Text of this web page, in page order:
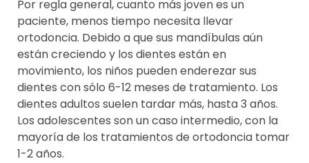
Por regla general, cuanto más joven es un
paciente, menos tiempo necesita llevar
ortodoncia. Debido a que sus mandíbulas aún
están creciendo y los dientes están en
movimiento, los niños pueden enderezar sus
dientes con sólo 6-12 meses de tratamiento. Los
dientes adultos suelen tardar más, hasta 3 años.
Los adolescentes son un caso intermedio, con la
mayoría de los tratamientos de ortodoncia tomar
1-2 años.